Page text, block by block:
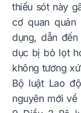
thiếu sót này
cơ quan quản
dụng, dẫn
dục bị bỏ lọt
không tương
Bộ luật Lao
nguyên mới